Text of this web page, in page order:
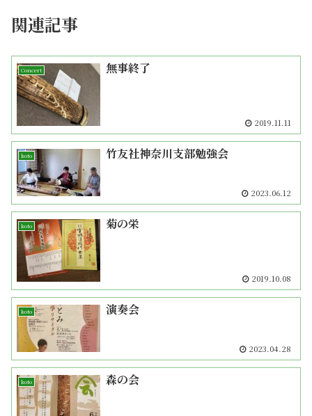
関連記事
Concert 無事終了
2019.11.11
koto 竹友社神奈川支部勉強会
2023.06.12
koto 菊の栄
2019.10.08
koto 演奏会
2023.04.28
koto 森の会